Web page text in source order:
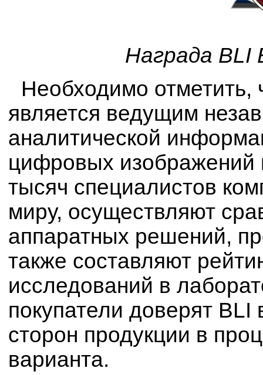
Награда BLI
Необходимо
является ведущим
аналитической
цифровых изображений
тысяч специалистов
миру, осуществляют
аппаратных решений,
также составляют
исследований в
покупатели доверят
сторон продукции в
варианта.